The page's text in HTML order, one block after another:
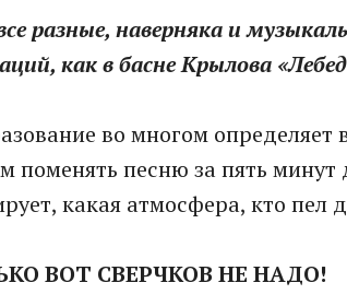
разные, наверняка и
как в басне Крылова
во многом определяет
поменять песню за пять
какая атмосфера, кто пел
ВОТ СВЕРЧКОВ НЕ НАДО!